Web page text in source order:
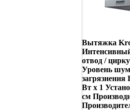
Вытяжка
отвод /
Уровень
Вт х 1
см